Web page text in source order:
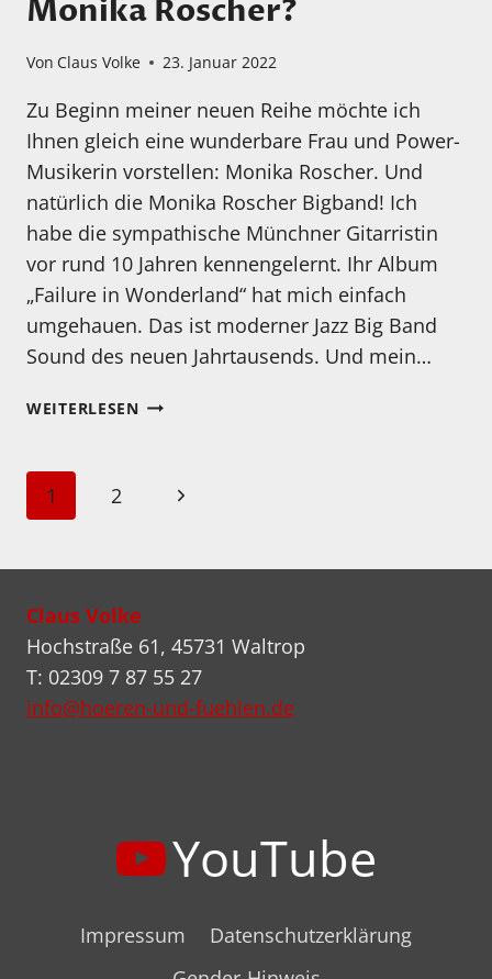
Monika Roscher?
Von Claus Volke 23. Januar 2022
Zu Beginn meiner neuen Reihe möchte ich
Ihnen gleich eine wunderbare Frau und Power-
Musikerin vorstellen: Monika Roscher. Und
natürlich die Monika Roscher Bigband! Ich
habe die sympathische Münchner Gitarristin
vor rund 10 Jahren kennengelernt. Ihr Album
„Failure in Wonderland“ hat mich einfach
umgehauen. Das ist moderner Jazz Big Band
Sound des neuen Jahrtausends. Und mein…
WEITERLESENKENNEN
ROSCHER?
Seitennavigation
1 2
Nächste
Claus Volke
Hochstraße 61, 45731 Waltrop
T: 02309 7 87 55 27
info@hoeren-und-fuehlen.de
YouTube
Impressum
Datenschutzerklärung